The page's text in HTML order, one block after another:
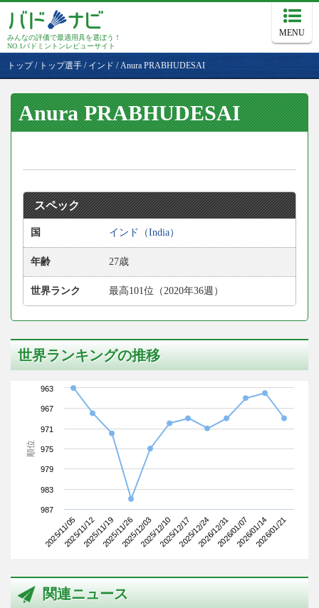
みんなの評価で最適用具を選ぼう！
NO.1バドミントンレビューサイト
MENU
トップ/ トップ選手 / インド / Anura PRABHUDESAI
Anura PRABHUDESAI
スペック
国 インド（India）
年齢 27歳
世界ランク 最高101位（2020年36週）
世界ランキングの推移
順位
2025/11/052025/11/122025/11/192025/11/262025/12/032025/12/102025/12/172025/12/242026/12/312026/01/072026/01/142026/01/21
963
967
971
975
979
983
987
関連ニュース